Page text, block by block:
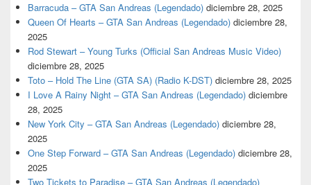
Barracuda – GTA San Andreas (Legendado) diciembre 28, 2025
Queen Of Hearts – GTA San Andreas (Legendado) diciembre 28,
2025
Rod Stewart – Young Turks (Official San Andreas Music Video)
diciembre 28, 2025
Toto – Hold The Line (GTA SA) (Radio K-DST) diciembre 28, 2025
I Love A Rainy Night – GTA San Andreas (Legendado) diciembre
28, 2025
New York City – GTA San Andreas (Legendado) diciembre 28,
2025
One Step Forward – GTA San Andreas (Legendado) diciembre 28,
2025
Two Tickets to Paradise – GTA San Andreas (Legendado)